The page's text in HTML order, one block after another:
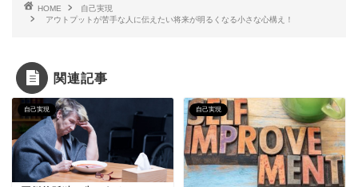
HOME
自己実現
アウトプットが苦手な人に伝えたい将来が明るくなる小さな心構え！
関連記事
自己実現 自己実現